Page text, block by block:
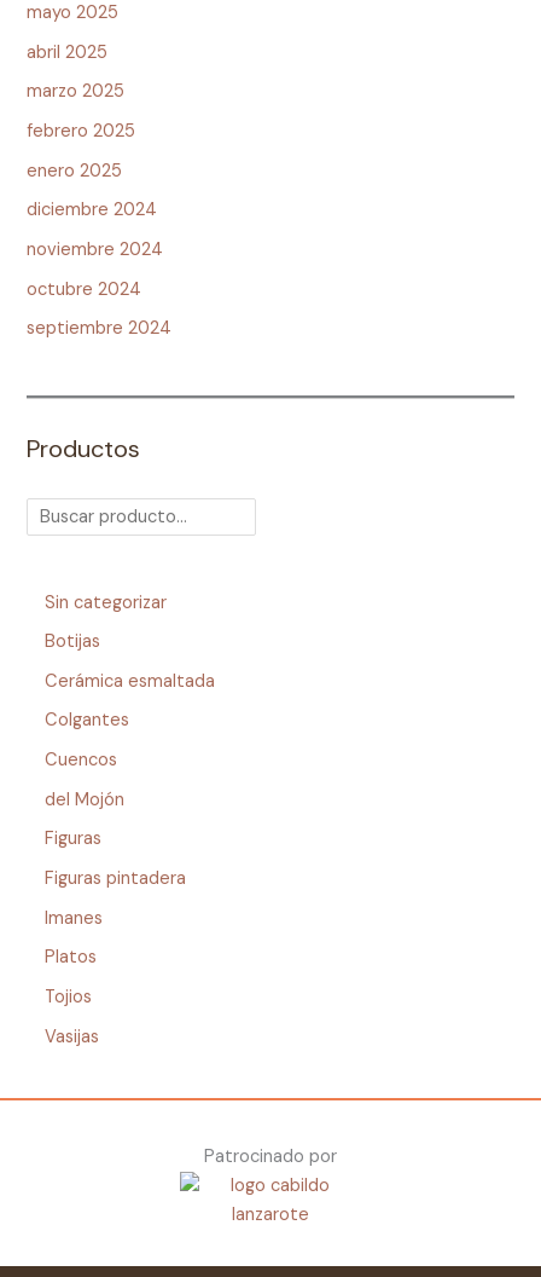
mayo 2025
abril 2025
marzo 2025
febrero 2025
enero 2025
diciembre 2024
noviembre 2024
octubre 2024
septiembre 2024
Productos
Sin categorizar
Botijas
Cerámica esmaltada
Colgantes
Cuencos
del Mojón
Figuras
Figuras pintadera
Imanes
Platos
Tojios
Vasijas
Patrocinado por